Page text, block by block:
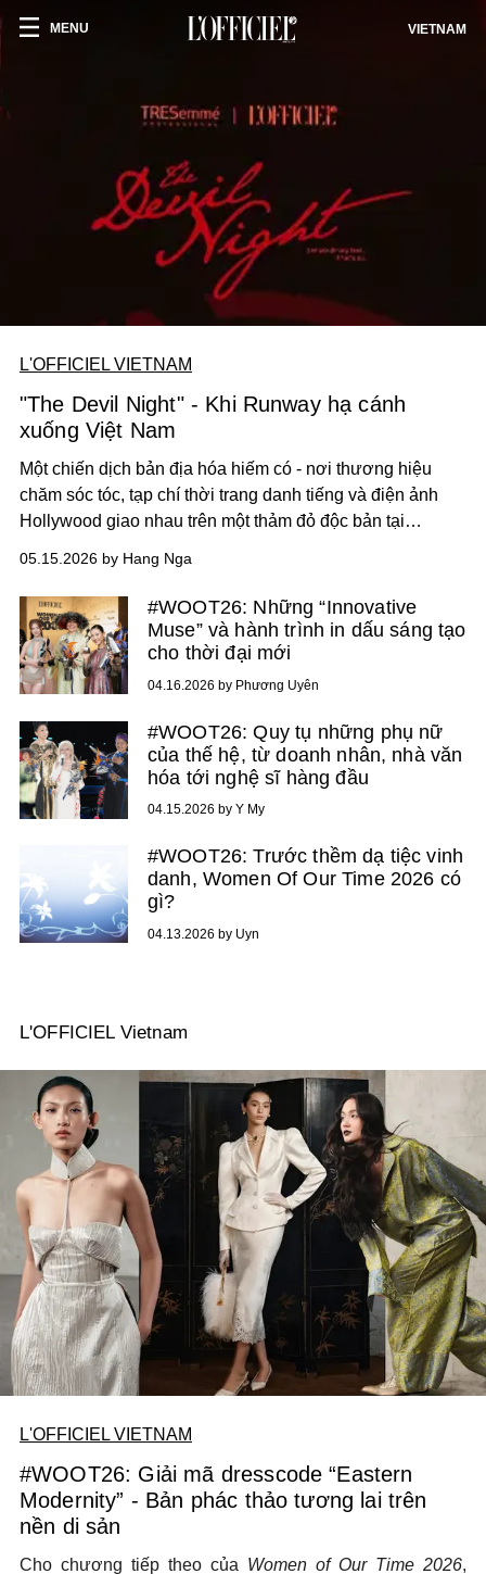
MENU VIETNAM
L'OFFICIEL VIETNAM
"The Devil Night" - Khi Runway hạ cánh
xuống Việt Nam
Một chiến dịch bản địa hóa hiếm có - nơi thương hiệu
chăm sóc tóc, tạp chí thời trang danh tiếng và điện ảnh
Hollywood giao nhau trên một thảm đỏ độc bản tại
05.15.2026 by Hang Nga
#WOOT26: Những “Innovative
Muse” và hành trình in dấu sáng tạo
cho thời đại mới
04.16.2026 by Phương Uyên
#WOOT26: Quy tụ những phụ nữ
của thế hệ, từ doanh nhân, nhà văn
hóa tới nghệ sĩ hàng đầu
04.15.2026 by Y My
#WOOT26: Trước thềm dạ tiệc vinh
danh, Women Of Our Time 2026 có
gì?
04.13.2026 by Uyn
L'OFFICIEL Vietnam
L'OFFICIEL VIETNAM
#WOOT26: Giải mã dresscode “Eastern
Modernity” - Bản phác thảo tương lai trên
nền di sản
Cho chương tiếp theo của Women of Our Time 2026,